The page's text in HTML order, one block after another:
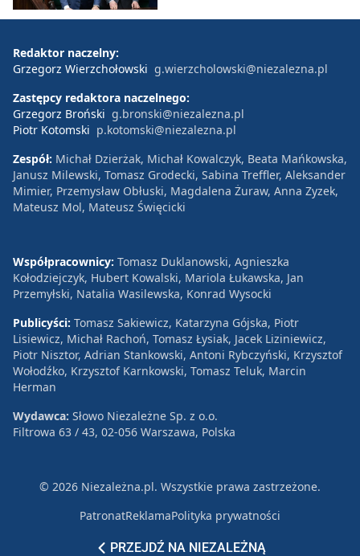
PRZEJDŹ NA NIEZALEŻNĄ
Redaktor naczelny:
Grzegorz Wierzchołowski g.wierzcholowski@niezalezna.pl
Zastępcy redaktora naczelnego:
Grzegorz Broński g.bronski@niezalezna.pl
Piotr Kotomski p.kotomski@niezalezna.pl
Zespół: Michał Dzierżak, Michał Kowalczyk, Beata Mańkowska,
Janusz Milewski, Tomasz Grodecki, Sabina Treffler, Aleksander
Mimier, Przemysław Obłuski, Magdalena Żuraw, Anna Zyzek,
Mateusz Mol, Mateusz Święcicki
Współpracownicy: Tomasz Duklanowski, Agnieszka
Kołodziejczyk, Hubert Kowalski, Mariola Łukawska, Jan
Przemyłski, Natalia Wasilewska, Konrad Wysocki
Publicyści: Tomasz Sakiewicz, Katarzyna Gójska, Piotr
Lisiewicz, Michał Rachoń, Tomasz Łysiak, Jacek Liziniewicz,
Piotr Nisztor, Adrian Stankowski, Antoni Rybczyński, Krzysztof
Wołodźko, Krzysztof Karnkowski, Tomasz Teluk, Marcin
Herman
Wydawca: Słowo Niezależne Sp. z o.o.
Filtrowa 63 / 43, 02-056 Warszawa, Polska
© 2026 Niezależna.pl. Wszystkie prawa zastrzeżone.
PatronatReklamaPolityka prywatności